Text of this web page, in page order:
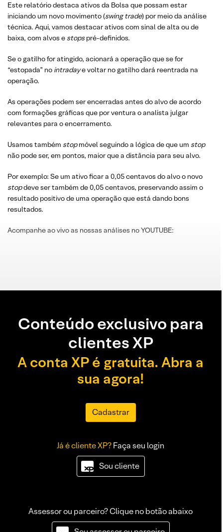
Este relatório destaca ativos da Bolsa que possam estar
iniciando um novo movimento (swing trade) por meio da análise
técnica. Aqui, vamos destacar ativos com sinal de alta ou de
baixa, com alvos e stopspré-definidos.
Se o gatilho for atingido, acionará a operação que se for
“estopada” no intradaye voltar no gatilho dará reentrada na
operação.
As operações podem ser encerradas antes do alvo de acordo
com formações gráficas que por ventura o analista julgar
relevantes para o encerramento.
Usamos também stopmóvel seguindo a lógica de que um stop
não pode ser, em pontos, maior que a distância para seu alvo.
Por exemplo: Se um ativo ficar a 0,05 centavos do alvo o novo
stopdeve ser também de 0,05 centavos, preservando assim o
resultado positivo de uma operação que está dando bons
resultados.
Acompanhe ao vivo as nossas análises no YOUTUBE:
Conteúdo exclusivo para
clientes XP
A conta XP é gratuita. Abra a
sua agora!
Cadastrar
Já é cliente XP?Faça seu login
Sou cliente
Assessor ou parceiro? Clique no botão abaixo